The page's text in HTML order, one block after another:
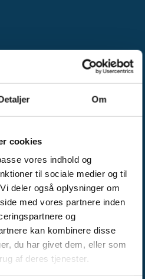
Om
cookies
vores indhold og
til sociale medier og til
deler også oplysninger om
med vores partnere inden
og
kan kombinere disse
du har givet dem, eller som
af deres tjenester.
tilbyder vi